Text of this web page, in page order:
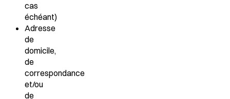
cas
échéant)
Adresse
de
domicile,
de
correspondance
et/ou
de